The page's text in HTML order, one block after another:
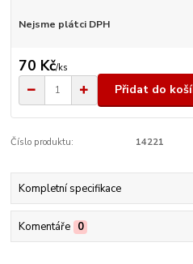
Nejsme plátci DPH
70 Kč/ks
Přidat do
Číslo produktu: 14221
Kompletní specifikace
Komentáře 0